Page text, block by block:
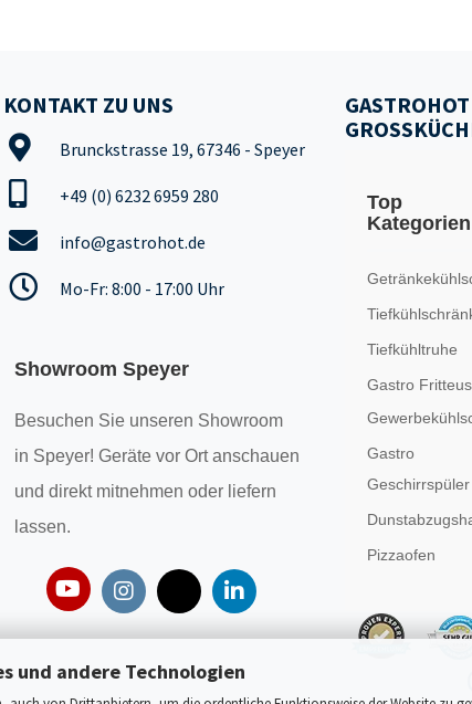
und andere Technologien
KONTAKT ZU UNS
Brunckstrasse 19, 67346 - Speyer
+49 (0) 6232 6959 280
info@gastrohot.de
Mo-Fr: 8:00 - 17:00 Uhr
Showroom Speyer
Besuchen Sie unseren Showroom
in Speyer! Geräte vor Ort anschauen
und direkt mitnehmen oder liefern
lassen.
GASTROHOT
Top
Kategorien
Tiefkühltruhe
Gastro
Gastro
Geschirrspüler
Pizzaofen